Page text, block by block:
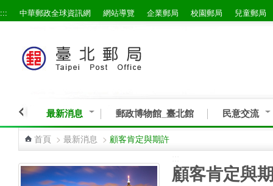
跳到主要內容區塊
::: 中華郵政全球資訊網 網站導覽 企業郵局 校園郵局 兒童郵局
最新消息 郵政博物館_臺北館 民意交流
首頁 > 最新消息 > 顧客肯定與期許
顧客肯定與